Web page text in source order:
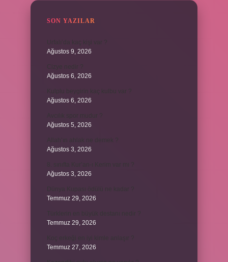
SON YAZILAR
Ağustos 9, 2026
Ağustos 6, 2026
Ağustos 6, 2026
Ağustos 5, 2026
Ağustos 3, 2026
Ağustos 3, 2026
Temmuz 29, 2026
Temmuz 29, 2026
Temmuz 27, 2026